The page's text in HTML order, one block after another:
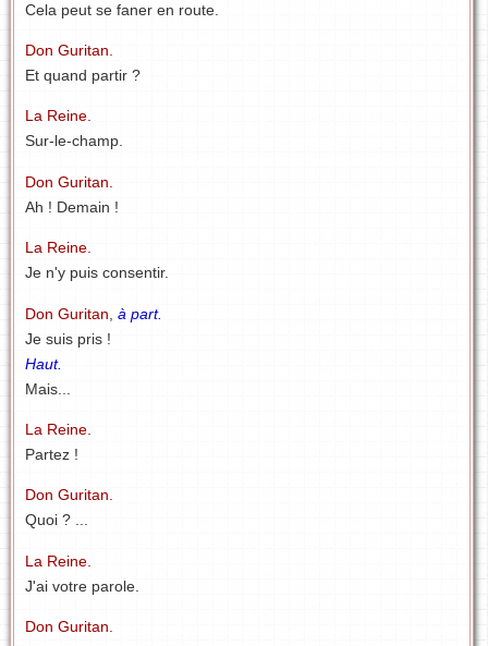
Cela peut se faner en route.
Don Guritan.
Et quand partir ?
La Reine.
Sur-le-champ.
Don Guritan.
Ah ! Demain !
La Reine.
Je n'y puis consentir.
Don Guritan à part.
Je suis pris !
Haut.
Mais...
La Reine.
Partez !
Don Guritan.
Quoi ? ...
La Reine.
J'ai votre parole.
Don Guritan.